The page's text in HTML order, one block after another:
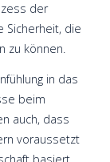
der
Sicherheit, die
zu können.
in das
beim
auch, dass
voraussetzt